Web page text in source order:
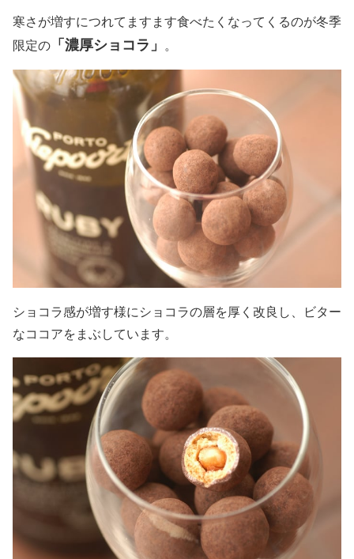
寒さが増すにつれてますます食べたくなってくるのが冬季
限定の 「濃厚ショコラ」 。
ショコラ感が増す様にショコラの層を厚く改良し、ビター
なココアをまぶしています。